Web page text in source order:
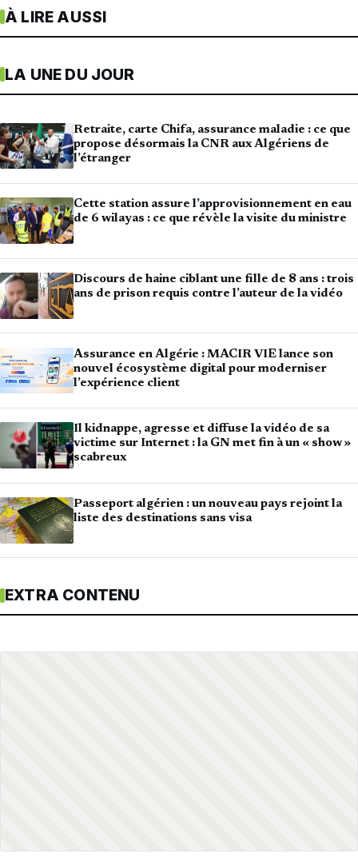
À LIRE AUSSI
LA UNE DU JOUR
Retraite, carte Chifa, assurance maladie : ce que
propose désormais la CNR aux Algériens de
l’étranger
Cette station assure l’approvisionnement en eau
de 6 wilayas : ce que révèle la visite du ministre
Discours de haine ciblant une fille de 8 ans : trois
ans de prison requis contre l’auteur de la vidéo
Assurance en Algérie : MACIR VIE lance son
nouvel écosystème digital pour moderniser
l’expérience client
Il kidnappe, agresse et diffuse la vidéo de sa
victime sur Internet : la GN met fin à un « show »
scabreux
Passeport algérien : un nouveau pays rejoint la
liste des destinations sans visa
EXTRA CONTENU